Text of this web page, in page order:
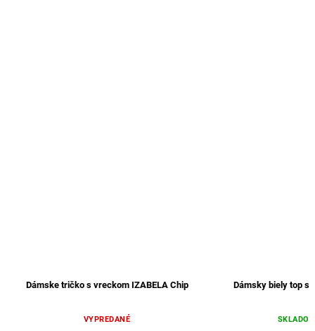
Dámske tričko s vreckom IZABELA Chip
VYPREDANÉ
Dámsky biely top s